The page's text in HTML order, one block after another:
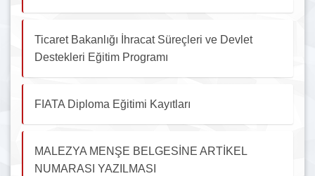
Ticaret Bakanlığı İhracat Süreçleri ve Devlet
Destekleri Eğitim Programı
FIATA Diploma Eğitimi Kayıtları
MALEZYA MENŞE BELGESİNE ARTİKEL
NUMARASI YAZILMASI